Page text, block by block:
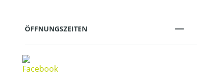
ÖFFNUNGSZEITEN